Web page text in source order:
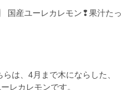
国産ユーレカレモン❢果汁たっ
は、4月まで木にならした、
レカレモンです。